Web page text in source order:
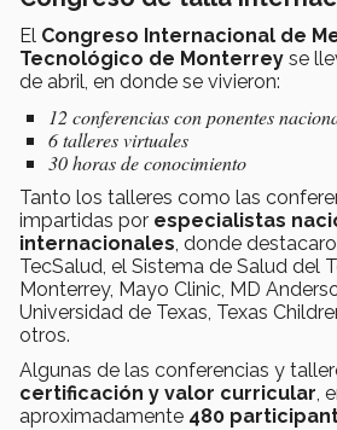
El Congreso Internacional de
Tecnológico de Monterrey se
de abril, en donde se vivieron:
12 conferencias con ponentes
6 talleres virtuales
30 horas de conocimiento
Tanto los talleres como las
impartidas por especialistas
internacionales, donde
TecSalud, el Sistema de Salud del
Monterrey, Mayo Clinic, MD
Universidad de Texas, Texas
otros.
Algunas de las conferencias y
certificación y valor curricular,
aproximadamente 480